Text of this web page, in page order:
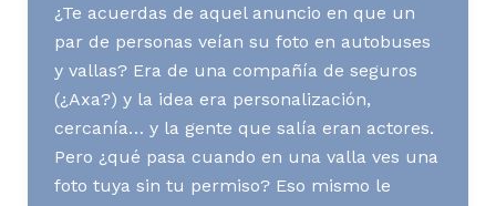
¿Te acuerdas de aquel anuncio en que un
par de personas veían su foto en autobuses
y vallas? Era de una compañía de seguros
(¿Axa?) y la idea era personalización,
cercanía… y la gente que salía eran actores.
Pero ¿qué pasa cuando en una valla ves una
foto tuya sin tu permiso? Eso mismo le